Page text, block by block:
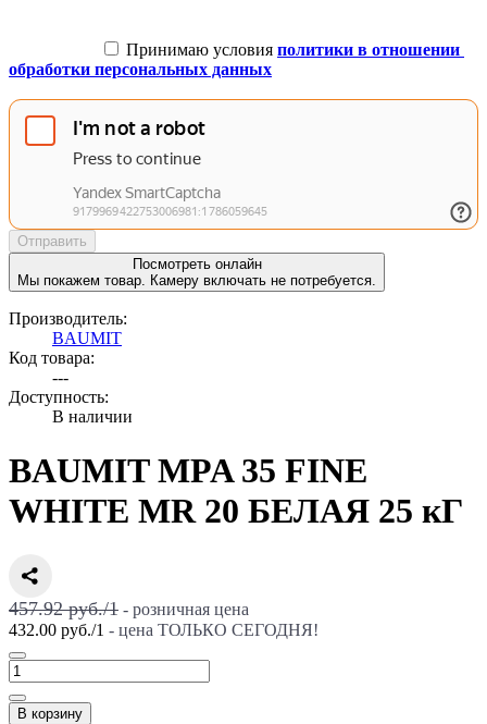
Принимаю условия политики в отношении
обработки персональных данных
Отправить
Посмотреть онлайн
Мы покажем товар. Камеру включать не потребуется.
Производитель:
BAUMIT
Код товара:
---
Доступность:
В наличии
BAUMIT MPA 35 FINE
WHITE MR 20 БЕЛАЯ 25 кГ
457.92 руб./1 - розничная цена
432.00 руб./1 - цена ТОЛЬКО СЕГОДНЯ!
В корзину